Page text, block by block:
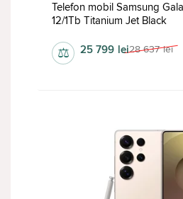
Telefon mobil Samsung
12/1Tb Titanium Jet Black
28 637 lei
25 799 lei
⚖